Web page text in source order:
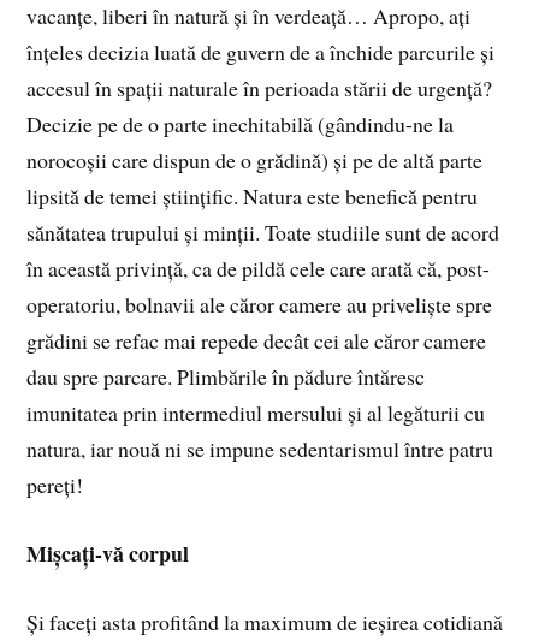
vacanțe, liberi în natură și în verdeață… Apropo, ați
înțeles decizia luată de guvern de a închide parcurile și
accesul în spații naturale în perioada stării de urgență?
Decizie pe de o parte inechitabilă (gândindu-ne la
norocoșii care dispun de o grădină) și pe de altă parte
lipsită de temei științific. Natura este benefică pentru
sănătatea trupului și minții. Toate studiile sunt de acord
în această privință, ca de pildă cele care arată că, post-
operatoriu, bolnavii ale căror camere au priveliște spre
grădini se refac mai repede decât cei ale căror camere
dau spre parcare. Plimbările în pădure întăresc
imunitatea prin intermediul mersului și al legăturii cu
natura, iar nouă ni se impune sedentarismul între patru
pereți!
Mișcați-vă corpul
Și faceți asta profitând la maximum de ieșirea cotidiană